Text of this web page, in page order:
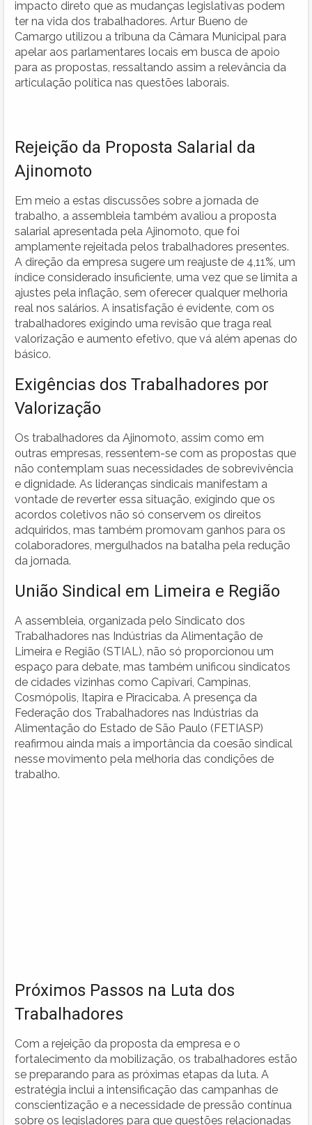
impacto direto que as mudanças legislativas podem
ter na vida dos trabalhadores. Artur Bueno de
Camargo utilizou a tribuna da Câmara Municipal para
apelar aos parlamentares locais em busca de apoio
para as propostas, ressaltando assim a relevância da
articulação política nas questões laborais.
Rejeição da Proposta Salarial da
Ajinomoto
Em meio a estas discussões sobre a jornada de
trabalho, a assembleia também avaliou a proposta
salarial apresentada pela Ajinomoto, que foi
amplamente rejeitada pelos trabalhadores presentes.
A direção da empresa sugere um reajuste de 4,11%, um
índice considerado insuficiente, uma vez que se limita a
ajustes pela inflação, sem oferecer qualquer melhoria
real nos salários. A insatisfação é evidente, com os
trabalhadores exigindo uma revisão que traga real
valorização e aumento efetivo, que vá além apenas do
básico.
Exigências dos Trabalhadores por
Valorização
Os trabalhadores da Ajinomoto, assim como em
outras empresas, ressentem-se com as propostas que
não contemplam suas necessidades de sobrevivência
e dignidade. As lideranças sindicais manifestam a
vontade de reverter essa situação, exigindo que os
acordos coletivos não só conservem os direitos
adquiridos, mas também promovam ganhos para os
colaboradores, mergulhados na batalha pela redução
da jornada.
União Sindical em Limeira e Região
A assembleia, organizada pelo Sindicato dos
Trabalhadores nas Indústrias da Alimentação de
Limeira e Região (STIAL), não só proporcionou um
espaço para debate, mas também unificou sindicatos
de cidades vizinhas como Capivari, Campinas,
Cosmópolis, Itapira e Piracicaba. A presença da
Federação dos Trabalhadores nas Indústrias da
Alimentação do Estado de São Paulo (FETIASP)
reafirmou ainda mais a importância da coesão sindical
nesse movimento pela melhoria das condições de
trabalho.
Próximos Passos na Luta dos
Trabalhadores
Com a rejeição da proposta da empresa e o
fortalecimento da mobilização, os trabalhadores estão
se preparando para as próximas etapas da luta. A
estratégia inclui a intensificação das campanhas de
conscientização e a necessidade de pressão contínua
sobre os legisladores para que questões relacionadas